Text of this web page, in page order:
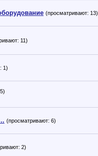
(просматривают: 13)
11)
1)
(просматривают: 6)
2)